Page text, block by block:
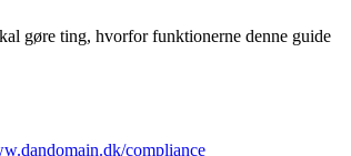
gøre ting, hvorfor funktionerne denne guide
compliance